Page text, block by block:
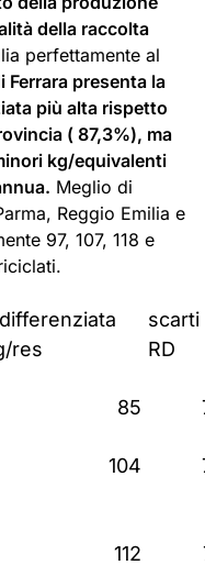
della raccolta
perfettamente al
Ferrara presenta la
più alta rispetto
( 87,3%), ma
kg/equivalenti
Meglio di
Reggio Emilia e
97, 107, 118 e
res
scarti
RD
85
104
112